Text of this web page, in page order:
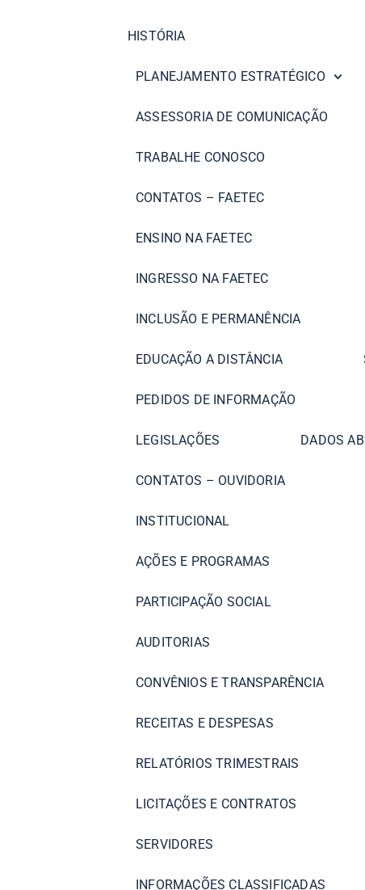
HISTÓRIA
PLANEJAMENTO ESTRATÉGICO
ASSESSORIA DE COMUNICAÇÃO
TRABALHE CONOSCO
CONTATOS – FAETEC
ENSINO NA FAETEC
INGRESSO NA FAETEC
INCLUSÃO E PERMANÊNCIA
EDUCAÇÃO A DISTÂNCIA
PEDIDOS DE INFORMAÇÃO
LEGISLAÇÕES DADOS
CONTATOS – OUVIDORIA
INSTITUCIONAL
AÇÕES E PROGRAMAS
PARTICIPAÇÃO SOCIAL
AUDITORIAS
CONVÊNIOS E TRANSPARÊNCIA
RECEITAS E DESPESAS
RELATÓRIOS TRIMESTRAIS
LICITAÇÕES E CONTRATOS
SERVIDORES
INFORMAÇÕES CLASSIFICADAS